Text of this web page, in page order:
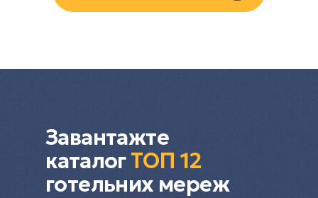
Завантажте
каталогТОП 12
готельних мереж